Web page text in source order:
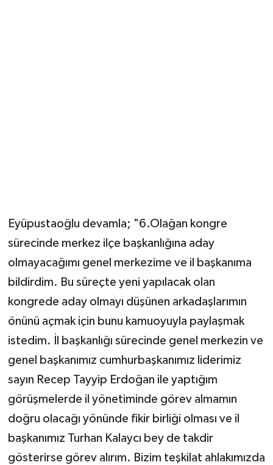
Eyüpustaoğlu devamla; "6.Olağan kongre
sürecinde merkez ilçe başkanlığına aday
olmayacağımı genel merkezime ve il başkanıma
bildirdim. Bu süreçte yeni yapılacak olan
kongrede aday olmayı düşünen arkadaşlarımın
önünü açmak için bunu kamuoyuyla paylaşmak
istedim. İl başkanlığı sürecinde genel merkezin ve
genel başkanımız cumhurbaşkanımız liderimiz
sayın Recep Tayyip Erdoğan ile yaptığım
görüşmelerde il yönetiminde görev almamın
doğru olacağı yönünde fikir birliği olması ve il
başkanımız Turhan Kalaycı bey de takdir
gösterirse görev alırım. Bizim teşkilat ahlakımızda